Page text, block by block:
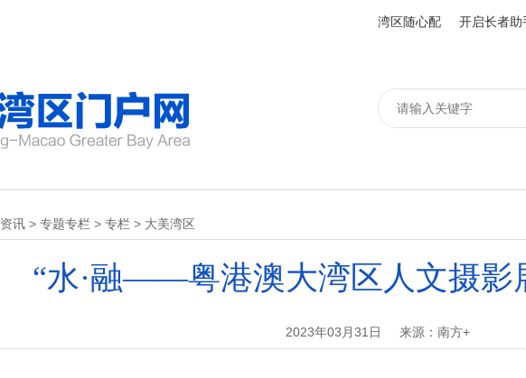
湾区随心配 开启长者助
资讯 > 专题专栏 > 专栏 > 大美湾区
“水·融——粤港澳大湾区人文摄影
2023年03月31日 来源：南方+